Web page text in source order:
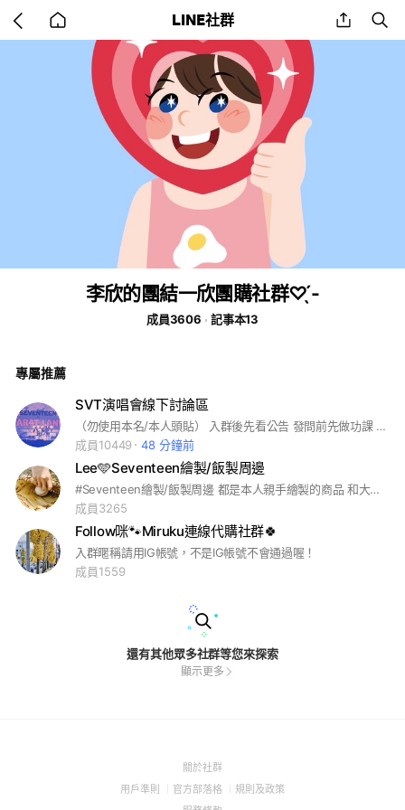
back
to
home
LINE社群 share
李欣的團結一欣團購社群♡ ̖́-
成員3606 記事本13
專屬推薦
SVT演唱會線下討論區
（勿使用本名/本人頭貼） 入群後先看公告 發問前先做功課 勿一進群就伸手牌 再麻煩配合🫡
成員10449
48 分鐘前
Lee🩵Seventeen繪製/飯製周邊
#Seventeen繪製/飯製周邊 都是本人親手繪製的商品 和大家一起快樂追星-`♡´-
成員3265
Follow咪🐾Miruku連線代購社群🍀
入群暱稱請用IG帳號，不是IG帳號不會通過喔！
成員1559
還有其他眾多社群等您來探索
顯示更多
關於社群(Open
用戶準則
(Open
官方部落格
(Open
規則及政策(Open